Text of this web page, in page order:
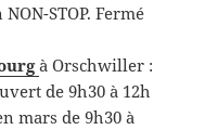
STOP. Fermé
à Orschwiller :
de 9h30 à 12h
mars de 9h30 à